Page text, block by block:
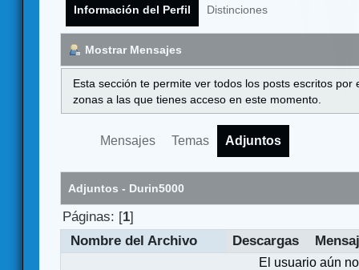
Información del Perfil Distinciones
Mostrar Mensajes
Esta sección te permite ver todos los posts escritos
zonas a las que tienes acceso en este momento.
Mensajes Temas Adjuntos
Adjuntos - Durin5000
Páginas: [1]
Nombre del Archivo
Descargas
El usuario aún